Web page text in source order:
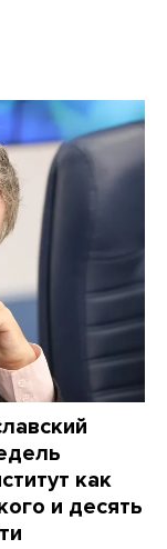
как
и десять